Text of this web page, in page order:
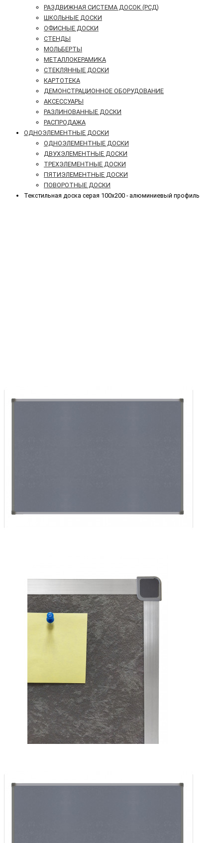
РАЗДВИЖНАЯ СИСТЕМА ДОСОК (РСД)
ШКОЛЬНЫЕ ДОСКИ
ОФИСНЫЕ ДОСКИ
СТЕНДЫ
МОЛЬБЕРТЫ
МЕТАЛЛОКЕРАМИКА
СТЕКЛЯННЫЕ ДОСКИ
КАРТОТЕКА
ДЕМОНСТРАЦИОННОЕ ОБОРУДОВАНИЕ
АКСЕССУАРЫ
РАЗЛИНОВАННЫЕ ДОСКИ
РАСПРОДАЖА
ОДНОЭЛЕМЕНТНЫЕ ДОСКИ
ОДНОЭЛЕМЕНТНЫЕ ДОСКИ
ДВУХЭЛЕМЕНТНЫЕ ДОСКИ
ТРЕХЭЛЕМЕНТНЫЕ ДОСКИ
ПЯТИЭЛЕМЕНТНЫЕ ДОСКИ
ПОВОРОТНЫЕ ДОСКИ
Текстильная доска серая 100х200 - алюминиевый профиль